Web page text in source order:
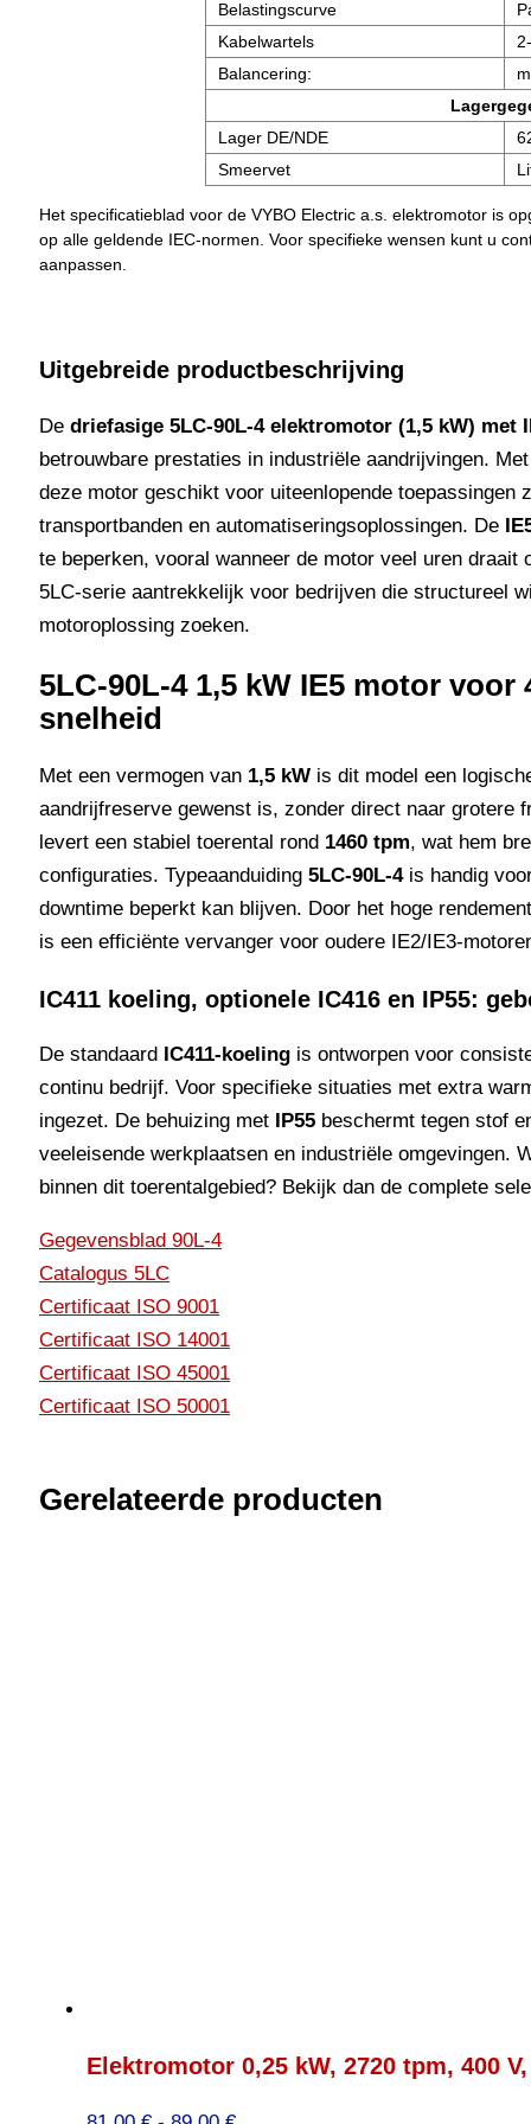
Belastingscurve
Kabelwartels
Balancering:
Lager DE/NDE
Smeervet
Het specificatieblad voor de VYBO Electric a.s. elektromotor is
op alle geldende IEC-normen. Voor specifieke wensen kunt u
aanpassen.
Uitgebreide productbeschrijving
De driefasige 5LC-90L-4 elektromotor (1,5 kW) met
betrouwbare prestaties in industriële aandrijvingen.
deze motor geschikt voor uiteenlopende toepassingen
transportbanden en automatiseringsoplossingen. De
te beperken, vooral wanneer de motor veel uren
5LC-serie aantrekkelijk voor bedrijven die structureel
motoroplossing zoeken.
5LC-90L-4 1,5 kW IE5 motor
snelheid
Met een vermogen van 1,5 kW is dit model een
aandrijfreserve gewenst is, zonder direct naar grotere
levert een stabiel toerental rond 1460 tpm, wat hem
configuraties. Typeaanduiding 5LC-90L-4is handig
downtime beperkt kan blijven. Door het hoge
is een efficiënte vervanger voor oudere IE2/IE3-
IC411 koeling, optionele IC416 en IP55:
De standaard IC411-koeling is ontworpen voor
continu bedrijf. Voor specifieke situaties met extra
ingezet. De behuizing met
IP55 beschermt tegen stof
veeleisende werkplaatsen en industriële omgevingen.
binnen dit toerentalgebied? Bekijk dan de complete
Gegevensblad 90L-4
Catalogus 5LC
Certificaat ISO 9001
Certificaat ISO 14001
Certificaat ISO 45001
Certificaat ISO 50001
Gerelateerde producten
Elektromotor 0,25 kW, 2720 tpm, 400